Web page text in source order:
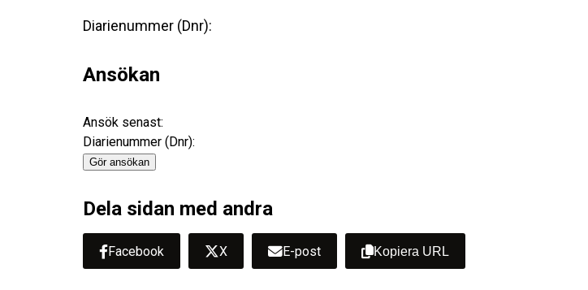
Diarienummer (Dnr):
Ansökan
Diarienummer (Dnr):
Dela sidan med andra
Facebook X E-post Kopiera URL